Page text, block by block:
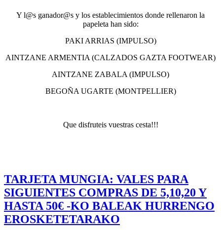
Y l@s ganador@s y los establecimientos donde rellenaron la
papeleta han sido:
PAKI ARRIAS (IMPULSO)
AINTZANE ARMENTIA (CALZADOS GAZTA FOOTWEAR)
AINTZANE ZABALA (IMPULSO)
BEGOÑA UGARTE (MONTPELLIER)
Que disfruteis vuestras cesta!!!
TARJETA MUNGIA: VALES PARA
SIGUIENTES COMPRAS DE 5,10,20 Y
HASTA 50€ -KO BALEAK HURRENGO
EROSKETETARAKO